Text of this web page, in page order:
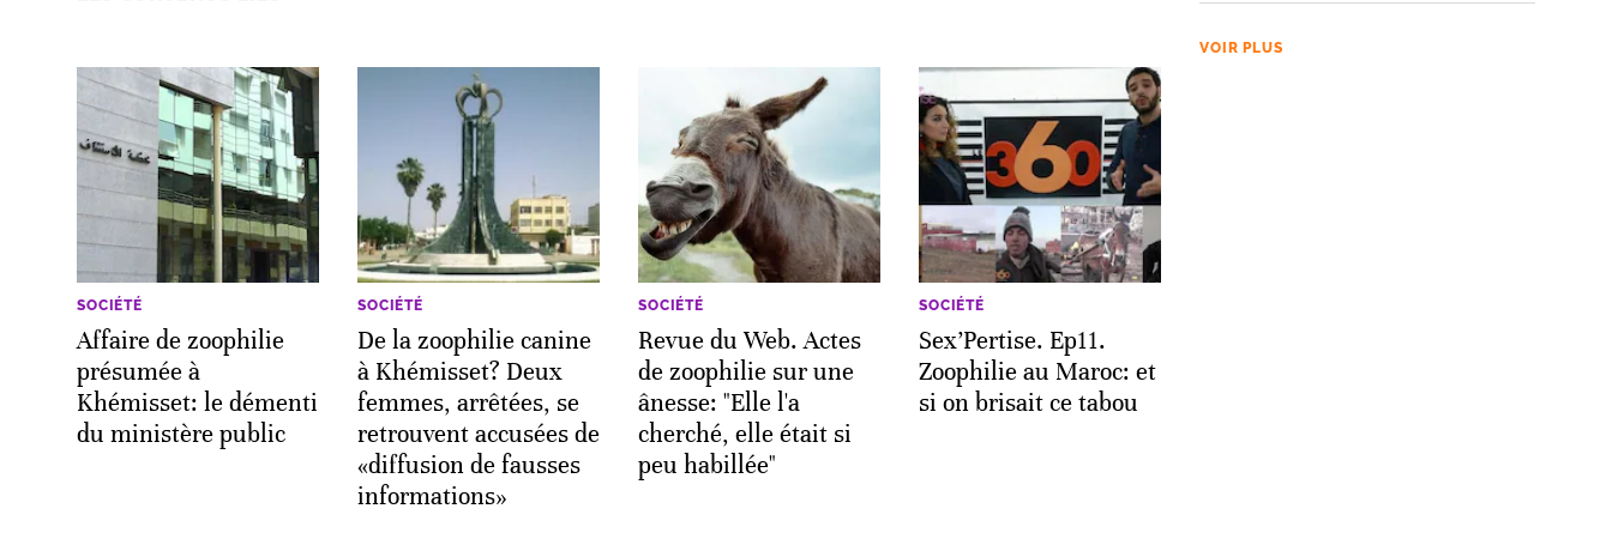
SOCIÉTÉ
Affaire de zoophilie
présumée à
Khémisset: le démenti
du ministère public
SOCIÉTÉ
De la zoophilie canine
à Khémisset? Deux
femmes, arrêtées, se
retrouvent accusées de
«diffusion de fausses
informations»
SOCIÉTÉ
Revue du Web. Actes
de zoophilie sur une
ânesse: "Elle l'a
cherché, elle était si
peu habillée"
SOCIÉTÉ
Sex’Pertise. Ep11.
Zoophilie au Maroc: et
si on brisait ce tabou
VOIR PLUS